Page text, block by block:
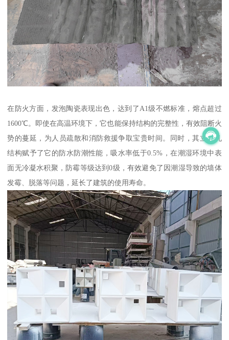
在防火方面，发泡陶瓷表现出色，达到了A1级不燃标准，熔点超过
1600℃。即使在高温环境下，它也能保持结构的完整性，有效阻断火
势的蔓延，为人员疏散和消防救援争取宝贵时间。同时，其立闭孔
结构赋予了它的防水防潮性能，吸水率低于0.5%，在潮湿环境中表
面无冷凝水积聚，防霉等级达到0级，有效避免了因潮湿导致的墙体
发霉、脱落等问题，延长了建筑的使用寿命。